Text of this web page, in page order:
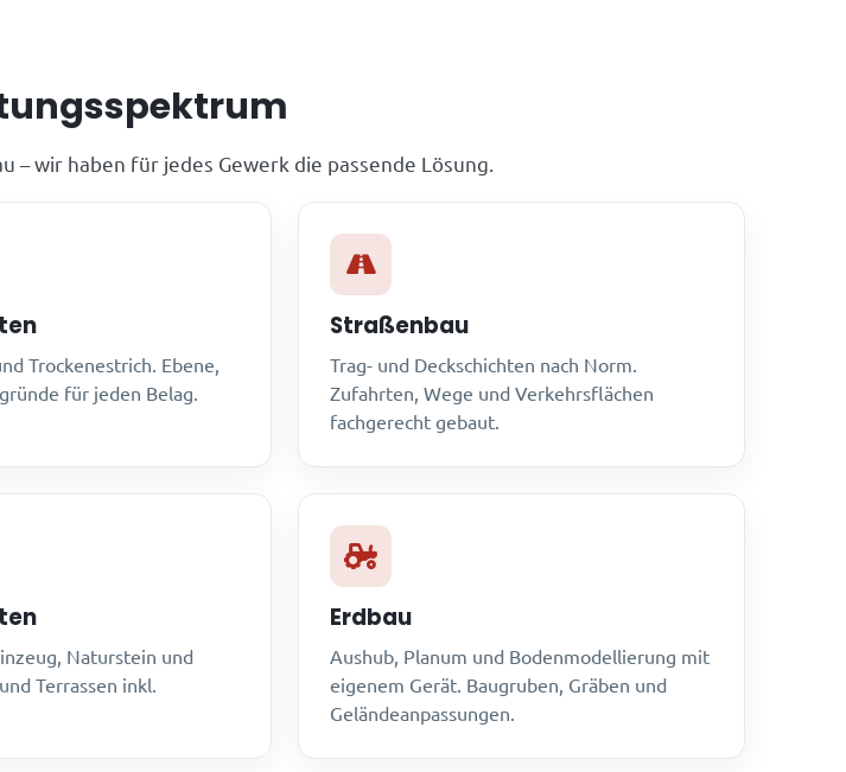
– wir haben für jedes Gewerk die passende Lösung.
Trockenestrich. Ebene,
für jeden Belag.
Straßenbau
Trag- und Deckschichten nach Norm.
Zufahrten, Wege und Verkehrsflächen
fachgerecht gebaut.
Naturstein und
Terrassen inkl.
Erdbau
Aushub, Planum und Bodenmodellierung mit
eigenem Gerät. Baugruben, Gräben und
Geländeanpassungen.